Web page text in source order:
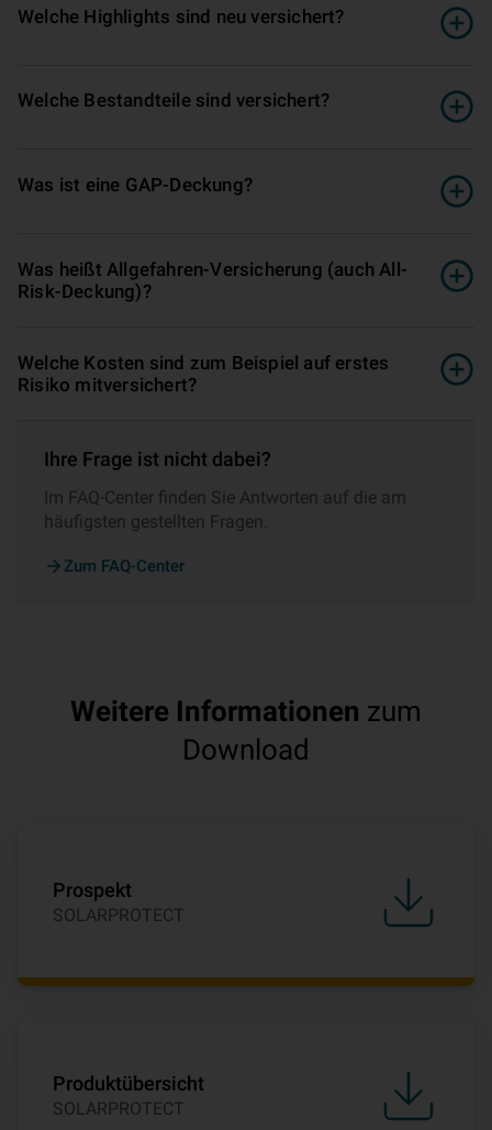
Welche Highlights sind neu versichert?
Welche Bestandteile sind versichert?
Was ist eine GAP-Deckung?
Was heißt Allgefahren-Ver­si­che­rung (auch All-
Risk-Deckung)?
Welche Kosten sind zum Beispiel auf erstes
Risiko mitversichert?
Ihre Frage ist nicht dabei?
Im FAQ-Center finden Sie Antworten auf die am
häufigsten gestellten Fragen.
Zum FAQ-Center
Weitere Informationen zum
Download
Prospekt
SOLARPROTECT
Produktübersicht
SOLARPROTECT